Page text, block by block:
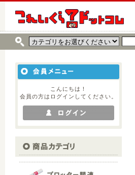
こんにちは！
会員の方はログインしてください。